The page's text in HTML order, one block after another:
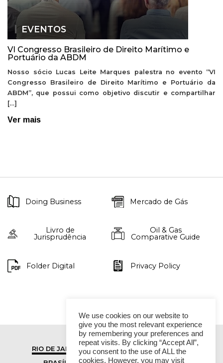
EVENTOS
VI Congresso Brasileiro de Direito Marítimo e
Portuário da ABDM
Nosso sócio Lucas Leite Marques palestra no evento “VI
Congresso Brasileiro de Direito Marítimo e Portuário da
ABDM”, que possui como objetivo discutir e compartilhar
[…]
Ver mais
Doing Business Mercado de Gás
Livro de
Jurisprudência
Oil & Gas
Comparative Guide
Folder Digital Privacy Policy
RIO DE JANEIRO
SÃO PAULO
We use cookies on our website to
give you the most relevant experience
by remembering your preferences and
repeat visits. By clicking “Accept All”,
you consent to the use of ALL the
cookies. However, you may visit